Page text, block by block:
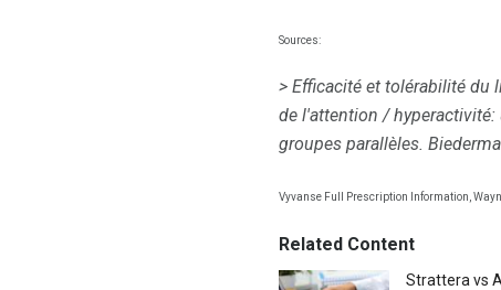
Sources:
> Efficacité et tolérabilité du
de l'attention / hyperactivité:
groupes parallèles.
Vyvanse Full Prescription Information,
Related Content
Strattera vs